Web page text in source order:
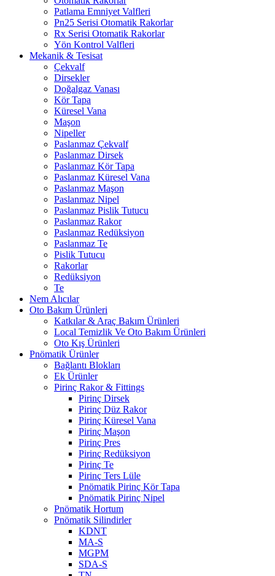
Patlama Emniyet Valfleri
Pn25 Serisi Otomatik Rakorlar
Rx Serisi Otomatik Rakorlar
Yön Kontrol Valfleri
Mekanik & Tesisat
Çekvalf
Dirsekler
Doğalgaz Vanası
Kör Tapa
Küresel Vana
Maşon
Nipeller
Paslanmaz Çekvalf
Paslanmaz Dirsek
Paslanmaz Kör Tapa
Paslanmaz Küresel Vana
Paslanmaz Maşon
Paslanmaz Nipel
Paslanmaz Pislik Tutucu
Paslanmaz Rakor
Paslanmaz Redüksiyon
Paslanmaz Te
Pislik Tutucu
Rakorlar
Redüksiyon
Te
Nem Alıcılar
Oto Bakım Ürünleri
Katkılar & Araç Bakım Ürünleri
Local Temizlik Ve Oto Bakım Ürünleri
Oto Kış Ürünleri
Pnömatik Ürünler
Bağlantı Blokları
Ek Ürünler
Pirinç Rakor & Fittings
Pirinç Dirsek
Pirinç Düz Rakor
Pirinç Küresel Vana
Pirinç Maşon
Pirinç Pres
Pirinç Redüksiyon
Pirinç Te
Pirinç Ters Lüle
Pnömatik Pirinç Kör Tapa
Pnömatik Pirinç Nipel
Pnömatik Hortum
Pnömatik Silindirler
KDNT
MA-S
MGPM
SDA-S